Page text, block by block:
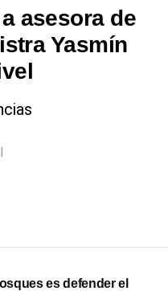
asesora de
Yasmín
es defender el